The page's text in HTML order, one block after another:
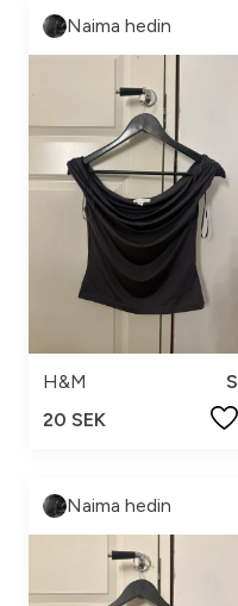
Naima hedin
H&M
S
20 SEK
Naima hedin